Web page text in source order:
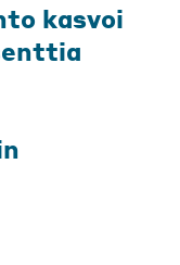
kasvoi